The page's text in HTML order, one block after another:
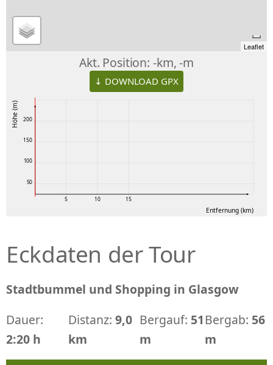
Leaflet
Akt. Position: -km, -m
↓ DOWNLOAD GPX
50
100
150
200
5 10 15
Entfernung (km)
Höhe (m)
Eckdaten der Tour
Stadtbummel und Shopping in Glasgow
Dauer:
2:20 h
Distanz: 9,0
km
Bergauf: 51
m
Bergab: 56
m